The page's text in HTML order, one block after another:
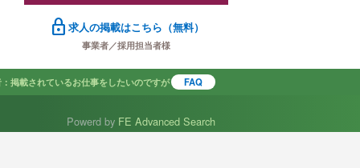
lock 求人の掲載はこちら（無料）
事業者／採用担当者様
掲載されているお仕事をしたいのですが FAQ
Powerd by FE Advanced Search